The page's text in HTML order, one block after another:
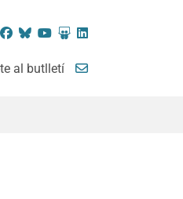
Facebook
BlueskyYouTube
SlideShare
LinkedIn
al butlletí